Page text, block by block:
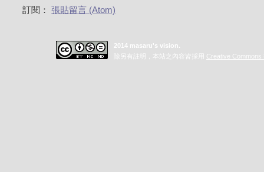
訂閱： 張貼留言 (Atom)
2014 masaru's vision.
除另有註明，本站之內容皆採用 Creative Commons